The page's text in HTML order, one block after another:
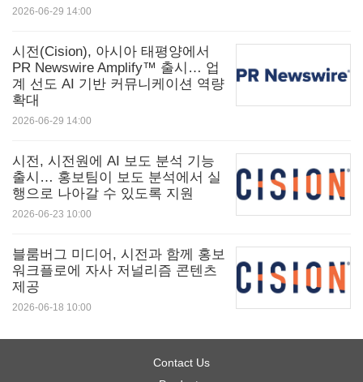
허용하나?
A: 그렇다. PR 뉴스와이어의 robots.txt 파일은 공개
되어 있으며, 합법적인 AI 및 검색 봇이 플랫폼에 게
시된 모든 공개 콘텐츠를 크롤링•스캔•인덱싱할 수
Q: 보도자료 외에도 AI 검색에서 권위가 높아지는 콘
텐츠는 무엇인가?
A: 높은 가치를 지닌 콘텐츠로는 독자적인 백서, 심층
연구 보고서, 종합 가이드, 직접 경험과 전문성을 보
2026-06-29 14:00
시전(Cision), 아시아 태평양에서
PR Newswire Amplify™ 출시… 업
계 선도 AI 기반 커뮤니케이션 역량
확대
2026-06-29 14:00
시전, 시전원에 AI 보도 분석 기능
출시… 홍보팀이 보도 분석에서 실
행으로 나아갈 수 있도록 지원
2026-06-23 10:00
블룸버그 미디어, 시전과 함께 홍보
워크플로에 자사 저널리즘 콘텐츠
제공
2026-06-18 10:00
Contact Us